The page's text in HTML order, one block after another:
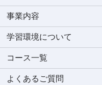
事業内容
学習環境について
コース一覧
よくあるご質問